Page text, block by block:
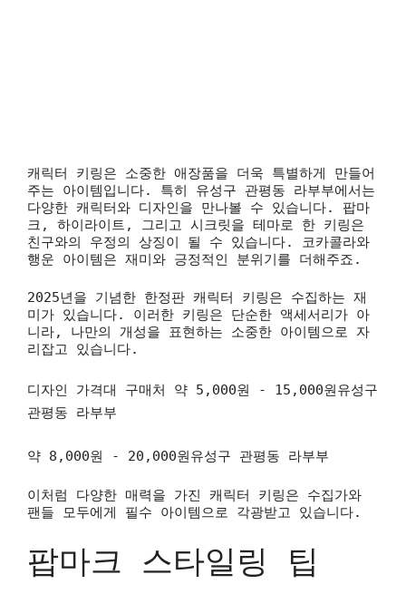
캐릭터 키링은 소중한 애장품을 더욱 특별하게 만들어
주는 아이템입니다. 특히 유성구 관평동 라부부에서는
다양한 캐릭터와 디자인을 만나볼 수 있습니다. 팝마
크, 하이라이트, 그리고 시크릿을 테마로 한 키링은
친구와의 우정의 상징이 될 수 있습니다. 코카콜라와
행운 아이템은 재미와 긍정적인 분위기를 더해주죠.
2025년을 기념한 한정판 캐릭터 키링은 수집하는 재
미가 있습니다. 이러한 키링은 단순한 액세서리가 아
니라, 나만의 개성을 표현하는 소중한 아이템으로 자
리잡고 있습니다.
디자인 가격대 구매처 약 5,000원 - 15,000원유성구
관평동 라부부
약 8,000원 - 20,000원유성구 관평동 라부부
이처럼 다양한 매력을 가진 캐릭터 키링은 수집가와
팬들 모두에게 필수 아이템으로 각광받고 있습니다.
팝마크 스타일링 팁